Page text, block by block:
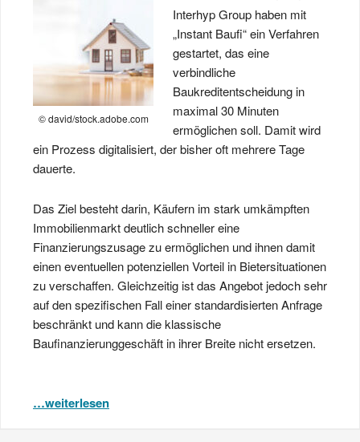
© david/stock.adobe.com
Interhyp Group haben mit
„Instant Baufi“ ein Verfahren
gestartet, das eine
verbindliche
Baukreditentscheidung in
maximal 30 Minuten
ermöglichen soll. Damit wird
ein Prozess digitalisiert, der bisher oft mehrere Tage
dauerte.
Das Ziel besteht darin, Käufern im stark umkämpften
Immobilienmarkt deutlich schneller eine
Finanzierungszusage zu ermöglichen und ihnen damit
einen eventuellen potenziellen Vorteil in Bietersituationen
zu verschaffen. Gleichzeitig ist das Angebot jedoch sehr
auf den spezifischen Fall einer standardisierten Anfrage
beschränkt und kann die klassische
Baufinanzierunggeschäft in ihrer Breite nicht ersetzen.
…weiterlesen